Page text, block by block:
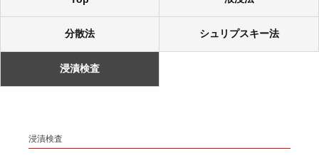
ポリクロメータ用凹面回折格子
トロイダル回折格子
平面ブレーズド ホログラフィック 回折格子
小形分光器スペクトロメイト SPG-120シリーズ
屈折計
分散法 シュリプスキー法
浸漬検査
浸漬検査